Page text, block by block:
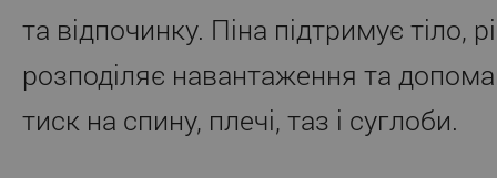
та відпочинку. Піна підтримує тіло,
розподіляє навантаження та
тиск на спину, плечі, таз і суглоби.